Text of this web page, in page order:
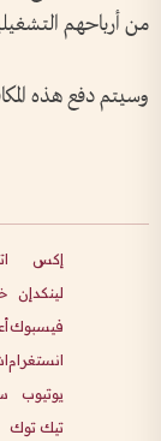
من أرباحهم
وسيتم دفع هذه
إكس
لينكدإن
فيسبوك
انستغرام
يوتيوب
تيك توك